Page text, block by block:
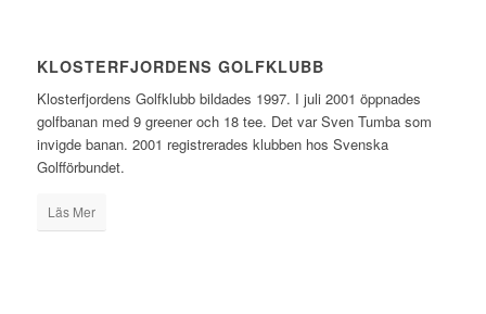
KLOSTERFJORDENS GOLFKLUBB
Klosterfjordens Golfklubb bildades 1997. I juli 2001 öppnades
golfbanan med 9 greener och 18 tee. Det var Sven Tumba som
invigde banan. 2001 registrerades klubben hos Svenska
Golfförbundet.
Läs Mer